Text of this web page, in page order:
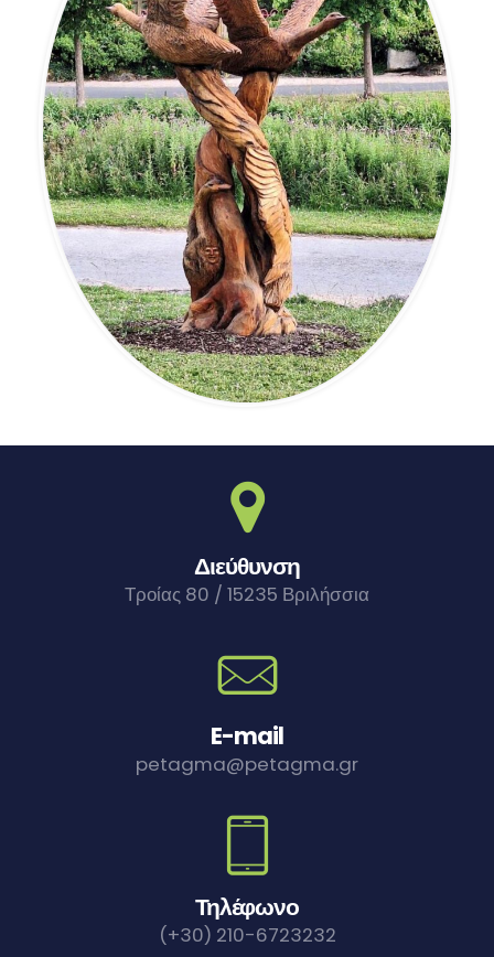
Διεύθυνση
Τροίας 80 / 15235 Βριλήσσια
E-mail
petagma@petagma.gr
Τηλέφωνο
(+30) 210-6723232